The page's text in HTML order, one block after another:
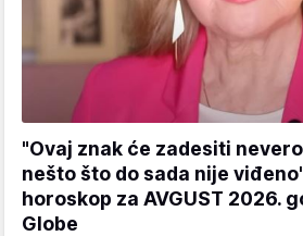
"Ovaj znak će zadesiti
nešto što do sada nije
horoskop za AVGUST 2026.
Globe